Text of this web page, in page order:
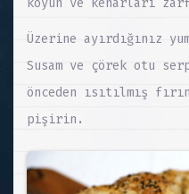
koyun ve kenarları
Üzerine ayırdığınız
Susam ve çörek otu
önceden ısıtılmış
pişirin.